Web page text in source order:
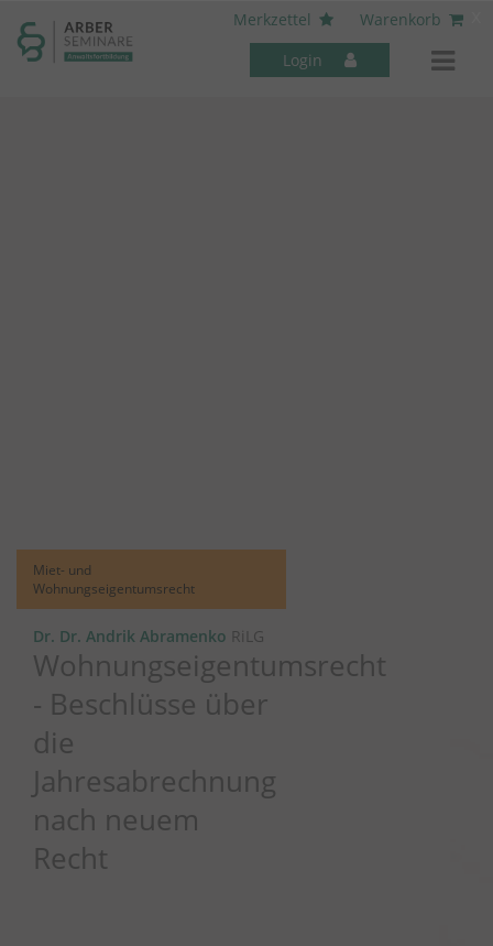
Merkzettel
Warenkorb
Login
Miet- und
Wohnungseigentumsrecht
Dr. Dr. Andrik Abramenko RiLG
Wohnungseigentumsrecht
- Beschlüsse über
die
Jahresabrechnung
nach neuem
Recht